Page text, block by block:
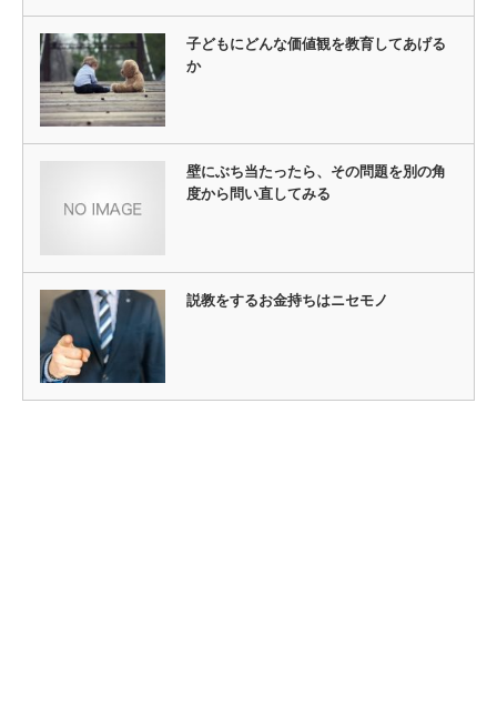
子どもにどんな価値観を教育してあげる
か
壁にぶち当たったら、その問題を別の角
度から問い直してみる
説教をするお金持ちはニセモノ